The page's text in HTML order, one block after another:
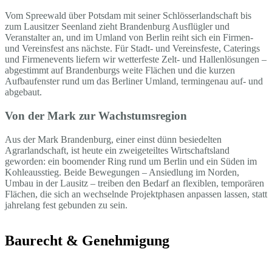
Vom Spreewald über Potsdam mit seiner Schlösserlandschaft bis
zum Lausitzer Seenland zieht Brandenburg Ausflügler und
Veranstalter an, und im Umland von Berlin reiht sich ein Firmen-
und Vereinsfest ans nächste. Für Stadt- und Vereinsfeste, Caterings
und Firmenevents liefern wir wetterfeste Zelt- und Hallenlösungen –
abgestimmt auf Brandenburgs weite Flächen und die kurzen
Aufbaufenster rund um das Berliner Umland, termingenau auf- und
abgebaut.
Von der Mark zur Wachstumsregion
Aus der Mark Brandenburg, einer einst dünn besiedelten
Agrarlandschaft, ist heute ein zweigeteiltes Wirtschaftsland
geworden: ein boomender Ring rund um Berlin und ein Süden im
Kohleausstieg. Beide Bewegungen – Ansiedlung im Norden,
Umbau in der Lausitz – treiben den Bedarf an flexiblen, temporären
Flächen, die sich an wechselnde Projektphasen anpassen lassen, statt
jahrelang fest gebunden zu sein.
Baurecht & Genehmigung